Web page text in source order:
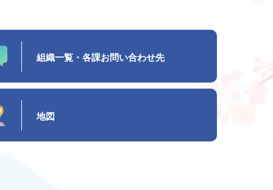
組織一覧・各課お問い合わせ先
地図